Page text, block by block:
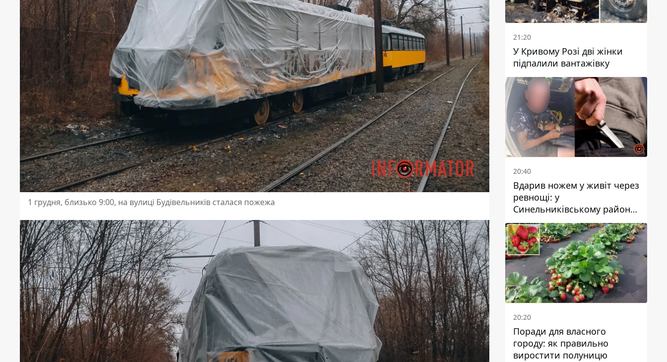
1 грудня, близько 9:00, на вулиці Будівельників сталася пожежа
21:20
У Кривому Розі дві жінки
підпалили вантажівку
20:40
Вдарив ножем у живіт через
ревнощі: у
Синельниківському районі
затримали 49-річного
чоловіка за вбивство
20:20
Поради для власного
городу: як правильно
виростити полуницю